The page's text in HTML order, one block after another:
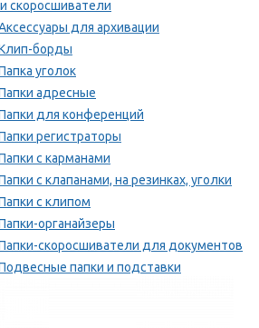
скоросшиватели
для архивации
борды
уголок
адресные
для конференций
регистраторы
с карманами
с клапанами, на резинках, уголки
с клипом
органайзеры
скоросшиватели для документов
папки и подставки